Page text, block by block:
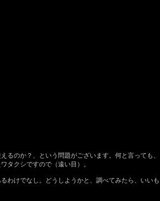
るのか？、という問題がございます。何と言っても、
タクシですので（遠い目）。
わけでなし。どうしようかと、調べてみたら、いいも